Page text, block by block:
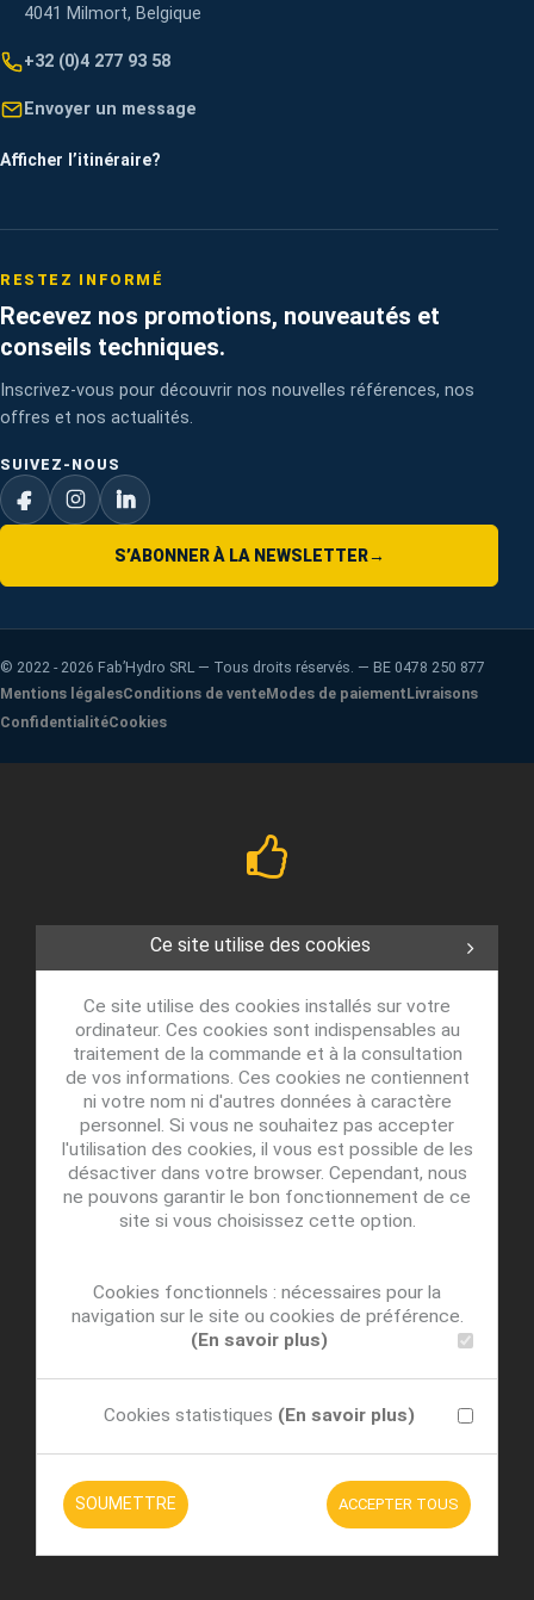
4041 Milmort, Belgique
+32 (0)4 277 93 58
Envoyer un message
Afficher l’itinéraire?
RESTEZ INFORMÉ
Recevez nos promotions, nouveautés et
conseils techniques.
Inscrivez-vous pour découvrir nos nouvelles références, nos
offres et nos actualités.
SUIVEZ-NOUS
S’ABONNER À LA NEWSLETTER→
© 2022 - 2026 Fab’Hydro SRL — Tous droits réservés. — BE 0478 250 877
Mentions légalesConditions de venteModes de paiementLivraisons
ConfidentialitéCookies
Ce site utilise des cookies
Ce site utilise des cookies installés sur votre
ordinateur. Ces cookies sont indispensables au
traitement de la commande et à la consultation
de vos informations. Ces cookies ne contiennent
ni votre nom ni d'autres données à caractère
personnel. Si vous ne souhaitez pas accepter
l'utilisation des cookies, il vous est possible de les
désactiver dans votre browser. Cependant, nous
ne pouvons garantir le bon fonctionnement de ce
site si vous choisissez cette option.
Cookies fonctionnels : nécessaires pour la
navigation sur le site ou cookies de préférence.
(En savoir plus)
Cookies statistiques (En savoir plus)
SOUMETTRE ACCEPTER TOUS